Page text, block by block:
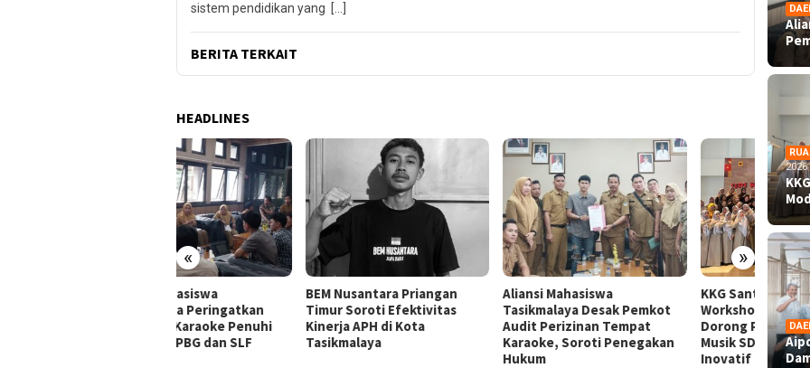
sistem pendidikan yang […]
BERITA TERKAIT
HEADLINES
« »
BEM Nusantara Priangan
Timur Soroti Efektivitas
Kinerja APH di Kota
Tasikmalaya
Aliansi Mahasiswa
Tasikmalaya Desak Pemkot
Audit Perizinan Tempat
Karaoke, Soroti Penegakan
KKG Santana Sukses Gelar
Workshop Model AREC,
Dorong Pembelajaran Seni
Musik SD Lebih Kreatif dan
Aipda
2026